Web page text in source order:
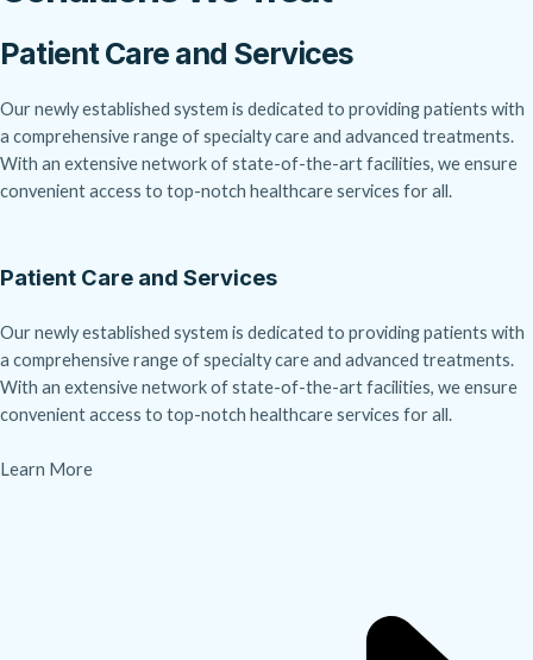
Patient Care and Services
Our newly established system is dedicated to providing patients with
a comprehensive range of specialty care and advanced treatments.
With an extensive network of state-of-the-art facilities, we ensure
convenient access to top-notch healthcare services for all.
Patient Care and Services
Our newly established system is dedicated to providing patients with
a comprehensive range of specialty care and advanced treatments.
With an extensive network of state-of-the-art facilities, we ensure
convenient access to top-notch healthcare services for all.
Learn More